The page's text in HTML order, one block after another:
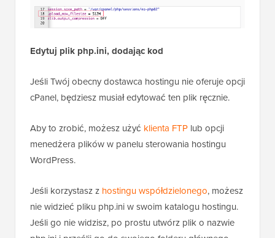
Edytuj plik php.ini, dodając kod
Jeśli Twój obecny dostawca hostingu nie oferuje opcji
cPanel, będziesz musiał edytować ten plik ręcznie.
Aby to zrobić, możesz użyć klienta FTP lub opcji
menedżera plików w panelu sterowania hostingu
WordPress.
Jeśli korzystasz z hostingu współdzielonego, możesz
nie widzieć pliku php.ini w swoim katalogu hostingu.
Jeśli go nie widzisz, po prostu utwórz plik o nazwie